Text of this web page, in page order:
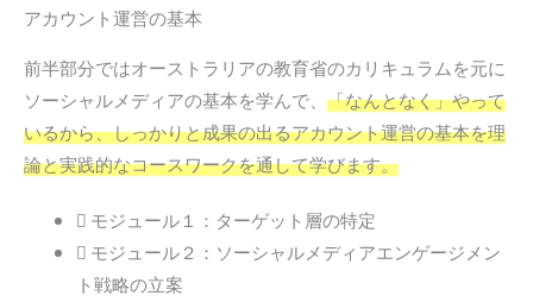
アカウント運営の基本
前半部分ではオーストラリアの教育省のカリキュラムを元に
ソーシャルメディアの基本を学んで、 「なんとなく」やって
いるから、しっかりと成果の出るアカウント運営の基本を理
論と実践的なコースワークを通して学びます。
モジュール１：ターゲット層の特定
モジュール２：ソーシャルメディアエンゲージメン
ト戦略の立案